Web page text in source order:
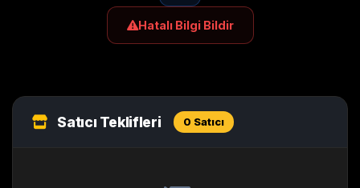
Hatalı Bilgi Bildir
Satıcı Teklifleri 0 Satıcı